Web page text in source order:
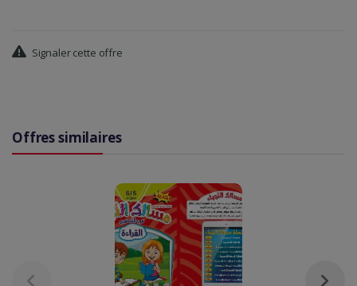
Signaler cette offre
Offres similaires